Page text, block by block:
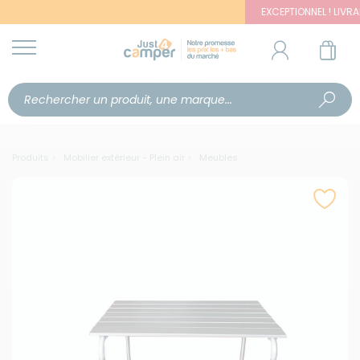
EXCEPTIONNEL ! LIVRAISON
Produits Mobilier extérieur - Plein air Meubles